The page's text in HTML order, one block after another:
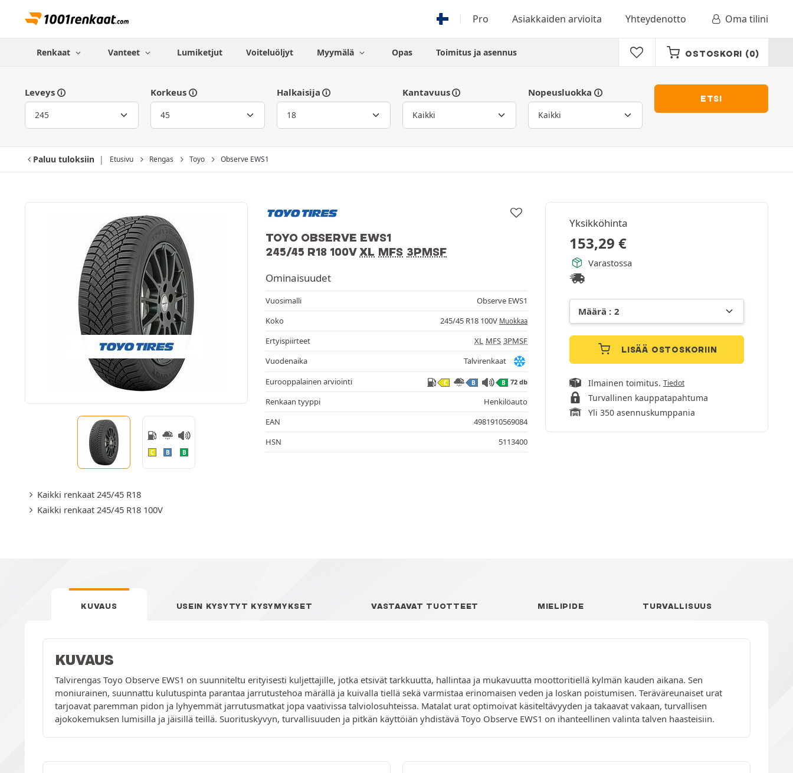
Pro Asiakkaiden arvioita Yhteydenotto Oma tilini
Renkaat Vanteet Lumiketjut Voiteluöljyt Myymälä Opas Toimitus ja asennus OSTOSKORI (0)
Leveys Korkeus Halkaisija Kantavuus Nopeusluokka
ETSI
Paluu tuloksiin Etusivu Rengas Toyo Observe EWS1
TOYO OBSERVE EWS1
245/45 R18 100VXL MFS 3PMSF
C B B
Kaikki renkaat 245/45 R18
Kaikki renkaat 245/45 R18 100V
Yksikköhinta
153,29 €
Varastossa
LISÄÄ OSTOSKORIIN
Ilmainen toimitus. Tiedot
Turvallinen kauppatapahtuma
Yli 350 asennuskumppania
Ominaisuudet
Vuosimalli
Observe EWS1
Koko
245/45 R18 100V Muokkaa
Ertyispiirteet XL MFS 3PMSF
Vuodenaika
Talvirenkaat
Eurooppalainen arviointi
C B B 72 db
Renkaan tyyppi
Henkilöauto
EAN
4981910569084
HSN
5113400
KUVAUS USEIN KYSYTYT KYSYMYKSET VASTAAVAT TUOTTEET MIELIPIDE TURVALLISUUS
KUVAUS
Talvirengas Toyo Observe EWS1 on suunniteltu erityisesti kuljettajille, jotka etsivät tarkkuutta, hallintaa ja mukavuutta moottoritiellä kylmän kauden aikana. Sen
moniurainen, suunnattu kulutuspinta parantaa jarrutustehoa märällä ja kuivalla tiellä sekä varmistaa erinomaisen veden ja loskan poistumisen. Teräväreunaiset urat
tarjoavat paremman pidon ja lyhyemmät jarrutusmatkat jopa vaativissa talviolosuhteissa. Matalat urat optimoivat käsiteltävyyden ja takaavat vakaan, turvallisen
ajokokemuksen lumisilla ja jäisillä teillä. Suorituskyvyn, turvallisuuden ja pitkän käyttöiän yhdistävä Toyo Observe EWS1 on ihanteellinen valinta talven haasteisiin.